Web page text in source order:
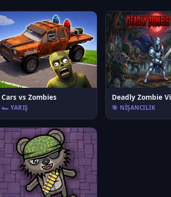
Cars vs Zombies
🏎️ YARIŞ
Deadly Zombie
🎯 NIŞANCILIK